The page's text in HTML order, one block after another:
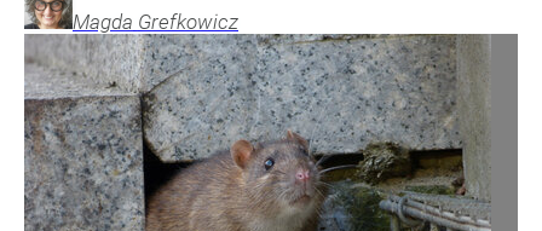
Magda Grefkowicz